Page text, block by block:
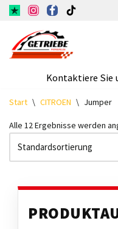
Inhalt
springen
Kontaktiere Sie
Start \ CITROEN \ Jumper
Alle 12 Ergebnisse werden